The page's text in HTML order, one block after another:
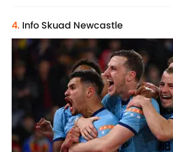
4. Info Skuad Newcastle